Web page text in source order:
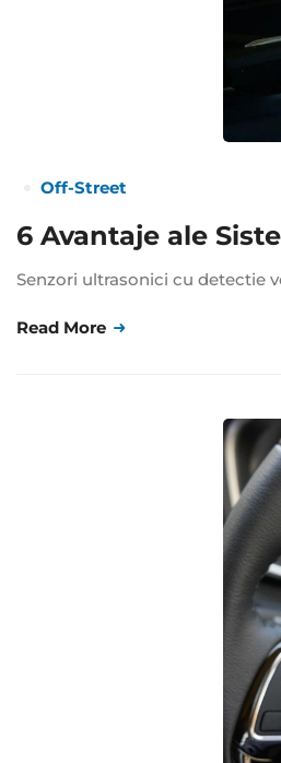
Off-Street
6 Avantaje ale
Senzori ultrasonici cu detectie
Read More